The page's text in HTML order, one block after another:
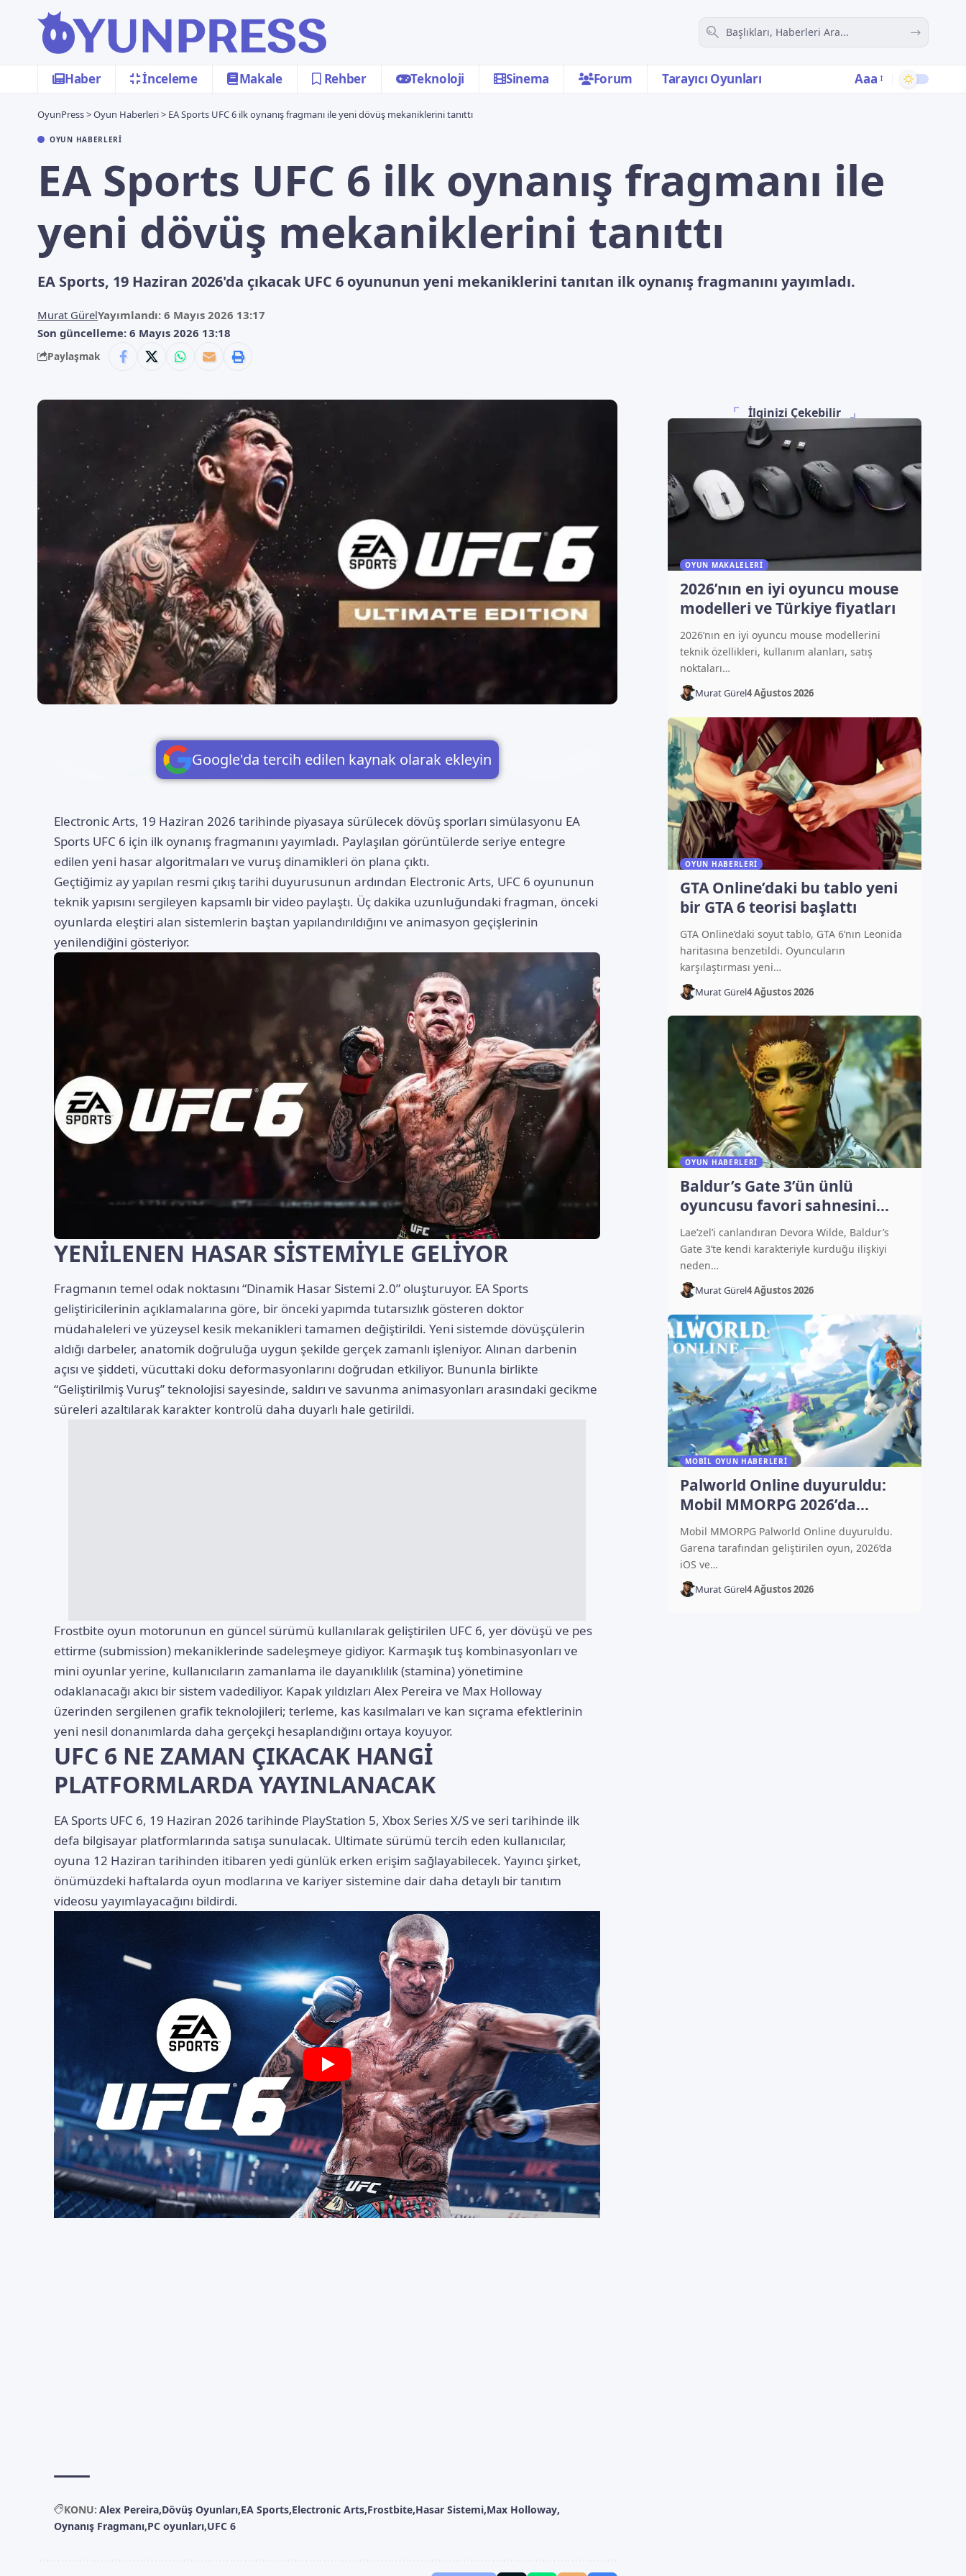
Haber İnceleme Makale Rehber Teknoloji Sinema Forum Tarayıcı Oyunları Aaa
OyunPress>Oyun Haberleri> EA Sports UFC 6 ilk oynanış fragmanı ile yeni dövüş mekaniklerini tanıttı
OYUN HABERLERI
EA Sports UFC 6 ilk oynanış fragmanı ile
yeni dövüş mekaniklerini tanıttı
EA Sports, 19 Haziran 2026'da çıkacak UFC 6 oyununun yeni mekaniklerini tanıtan ilk oynanış fragmanını yayımladı.
Son güncelleme: 6 Mayıs 2026 13:18
Murat GürelYayımlandı: 6 Mayıs 2026 13:17
Paylaşmak
Google'da tercih edilen kaynak olarak ekleyin
Electronic Arts, 19 Haziran 2026 tarihinde piyasaya sürülecek dövüş sporları simülasyonu EA
Sports UFC 6 için ilk oynanış fragmanını yayımladı. Paylaşılan görüntülerde seriye entegre
edilen yeni hasar algoritmaları ve vuruş dinamikleri ön plana çıktı.
Geçtiğimiz ay yapılan resmi çıkış tarihi duyurusunun ardından Electronic Arts, UFC 6 oyununun
teknik yapısını sergileyen kapsamlı bir video paylaştı. Üç dakika uzunluğundaki fragman, önceki
oyunlarda eleştiri alan sistemlerin baştan yapılandırıldığını ve animasyon geçişlerinin
yenilendiğini gösteriyor.
YENİLENEN HASAR SİSTEMİYLE GELİYOR
Fragmanın temel odak noktasını “Dinamik Hasar Sistemi 2.0” oluşturuyor. EA Sports
geliştiricilerinin açıklamalarına göre, bir önceki yapımda tutarsızlık gösteren doktor
müdahaleleri ve yüzeysel kesik mekanikleri tamamen değiştirildi. Yeni sistemde dövüşçülerin
aldığı darbeler, anatomik doğruluğa uygun şekilde gerçek zamanlı işleniyor. Alınan darbenin
açısı ve şiddeti, vücuttaki doku deformasyonlarını doğrudan etkiliyor. Bununla birlikte
“Geliştirilmiş Vuruş” teknolojisi sayesinde, saldırı ve savunma animasyonları arasındaki gecikme
süreleri azaltılarak karakter kontrolü daha duyarlı hale getirildi.
Frostbite oyun motorunun en güncel sürümü kullanılarak geliştirilen UFC 6, yer dövüşü ve pes
ettirme (submission) mekaniklerinde sadeleşmeye gidiyor. Karmaşık tuş kombinasyonları ve
mini oyunlar yerine, kullanıcıların zamanlama ile dayanıklılık (stamina) yönetimine
odaklanacağı akıcı bir sistem vadediliyor. Kapak yıldızları Alex Pereira ve Max Holloway
üzerinden sergilenen grafik teknolojileri; terleme, kas kasılmaları ve kan sıçrama efektlerinin
yeni nesil donanımlarda daha gerçekçi hesaplandığını ortaya koyuyor.
UFC 6 NE ZAMAN ÇIKACAK HANGİ
PLATFORMLARDA YAYINLANACAK
EA Sports UFC 6, 19 Haziran 2026 tarihinde PlayStation 5, Xbox Series X/S ve seri tarihinde ilk
defa bilgisayar platformlarında satışa sunulacak. Ultimate sürümü tercih eden kullanıcılar,
oyuna 12 Haziran tarihinden itibaren yedi günlük erken erişim sağlayabilecek. Yayıncı şirket,
önümüzdeki haftalarda oyun modlarına ve kariyer sistemine dair daha detaylı bir tanıtım
videosu yayımlayacağını bildirdi.
KONU: Alex Pereira Dövüş Oyunları EA Sports Electronic Arts Frostbite Hasar Sistemi Max Holloway
Oynanış Fragmanı PC oyunları UFC 6
İlginizi Çekebilir
OYUN MAKALELERI
2026’nın en iyi oyuncu mouse
modelleri ve Türkiye fiyatları
2026’nın en iyi oyuncu mouse modellerini
teknik özellikleri, kullanım alanları, satış
noktaları…
Murat Gürel4 Ağustos 2026
OYUN HABERLERI
GTA Online’daki bu tablo yeni
bir GTA 6 teorisi başlattı
GTA Online’daki soyut tablo, GTA 6’nın Leonida
haritasına benzetildi. Oyuncuların
karşılaştırması yeni…
Murat Gürel4 Ağustos 2026
OYUN HABERLERI
Baldur’s Gate 3’ün ünlü
oyuncusu favori sahnesini
açıkladı
Lae’zel’i canlandıran Devora Wilde, Baldur’s
Gate 3’te kendi karakteriyle kurduğu ilişkiyi
neden…
Murat Gürel4 Ağustos 2026
MOBIL OYUN HABERLERI
Palworld Online duyuruldu:
Mobil MMORPG 2026’da
çıkacak
Mobil MMORPG Palworld Online duyuruldu.
Garena tarafından geliştirilen oyun, 2026’da
iOS ve…
Murat Gürel4 Ağustos 2026